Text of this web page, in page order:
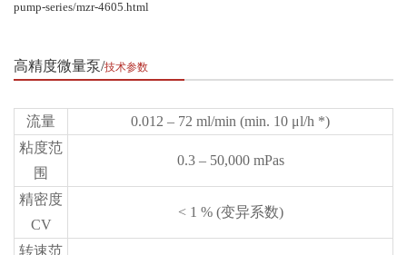
pump-series/mzr-4605.html
高精度微量泵 技术参数
流量
0.012 – 72 ml/min (min. 10 μl/h *)
粘度范
围
0.3 – 50,000 mPas
精密度
CV
< 1 % (变异系数)
转速范